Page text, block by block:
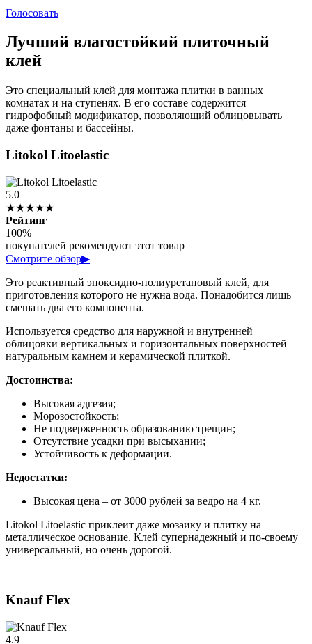
Голосовать
Лучший влагостойкий плиточный
клей
Это специальный клей для монтажа плитки в ванных
комнатах и на ступенях. В его составе содержится
гидрофобный модификатор, позволяющий облицовывать
даже фонтаны и бассейны.
Litokol Litoelastic
5.0
★★★★★
Рейтинг
100%
покупателей рекомендуют этот товар
Смотрите обзор▶
Это реактивный эпоксидно-полиуретановый клей, для
приготовления которого не нужна вода. Понадобится лишь
смешать два его компонента.
Используется средство для наружной и внутренней
облицовки вертикальных и горизонтальных поверхностей
натуральным камнем и керамической плиткой.
Достоинства:
Высокая адгезия;
Морозостойкость;
Не подверженность образованию трещин;
Отсутствие усадки при высыхании;
Устойчивость к деформации.
Недостатки:
Высокая цена – от 3000 рублей за ведро на 4 кг.
Litokol Litoelastic приклеит даже мозаику и плитку на
металлическое основание. Клей супернадежный и по-своему
универсальный, но очень дорогой.
Knauf Flex
4.9